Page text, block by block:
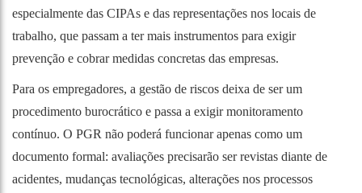
especialmente das CIPAs e das representações nos locais de
trabalho, que passam a ter mais instrumentos para exigir
prevenção e cobrar medidas concretas das empresas.
Para os empregadores, a gestão de riscos deixa de ser um
procedimento burocrático e passa a exigir monitoramento
contínuo. O PGR não poderá funcionar apenas como um
documento formal: avaliações precisarão ser revistas diante de
acidentes, mudanças tecnológicas, alterações nos processos